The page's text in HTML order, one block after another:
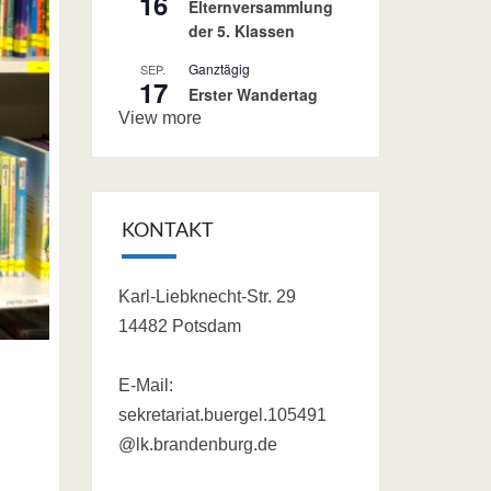
Elternversammlung
der 5. Klassen
SEP.
17
Ganztägig
Erster Wandertag
View more
KONTAKT
Karl-Liebknecht-Str. 29
14482 Potsdam
E-Mail:
sekretariat.buergel.105491
@lk.brandenburg.de